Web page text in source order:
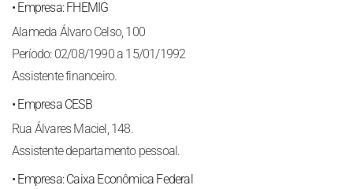
• Empresa: FHEMIG
Alameda Álvaro Celso, 100
Período: 02/08/1990 a 15/01/1992
Assistente financeiro.
• Empresa CESB
Rua Álvares Maciel, 148.
Assistente departamento pessoal.
• Empresa: Caixa Econômica Federal